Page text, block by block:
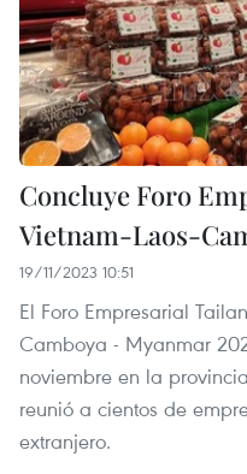
Concluye Foro
Vietnam-Laos-
19/11/2023 10:51
El Foro Empresarial
Camboya - Myanmar
noviembre en la
reunió a cientos de
extranjero.